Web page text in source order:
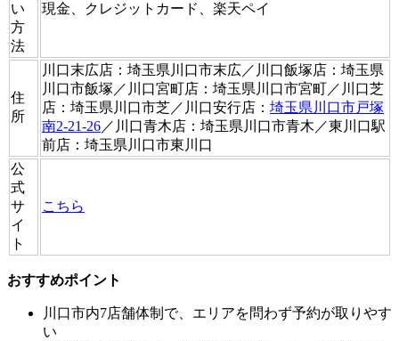
い
方
法
現金、クレジットカード、楽天ペイ
住
所
川口末広店：埼玉県川口市末広／川口飯塚店：埼玉県
川口市飯塚／川口宮町店：埼玉県川口市宮町／川口芝
店：埼玉県川口市芝／川口安行店： 埼玉県川口市戸塚
南2-21-26／川口青木店：埼玉県川口市青木／東川口駅
前店：埼玉県川口市東川口
公
式
サ
イ
ト
こちら
おすすめポイント
川口市内7店舗体制で、エリアを問わず予約が取りやす
い